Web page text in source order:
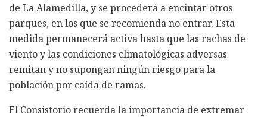
de La Alamedilla, y se procederá a encintar otros
parques, en los que se recomienda no entrar. Esta
medida permanecerá activa hasta que las rachas de
viento y las condiciones climatológicas adversas
remitan y no supongan ningún riesgo para la
población por caída de ramas.
El Consistorio recuerda la importancia de extremar